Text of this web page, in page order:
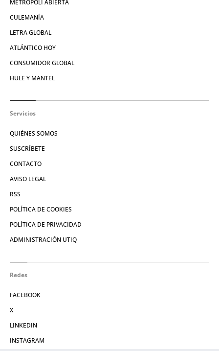
METRÓPOLI ABIERTA
CULEMANÍA
LETRA GLOBAL
ATLÁNTICO HOY
CONSUMIDOR GLOBAL
HULE Y MANTEL
Servicios
QUIÉNES SOMOS
SUSCRÍBETE
CONTACTO
AVISO LEGAL
RSS
POLÍTICA DE COOKIES
POLÍTICA DE PRIVACIDAD
ADMINISTRACIÓN UTIQ
Redes
FACEBOOK
X
LINKEDIN
INSTAGRAM